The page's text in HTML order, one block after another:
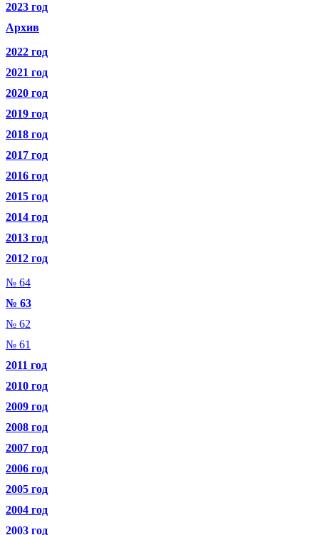
2023 год
Архив
2022 год
2021 год
2020 год
2019 год
2018 год
2017 год
2016 год
2015 год
2014 год
2013 год
2012 год
№ 64
№ 63
№ 62
№ 61
2011 год
2010 год
2009 год
2008 год
2007 год
2006 год
2005 год
2004 год
2003 год